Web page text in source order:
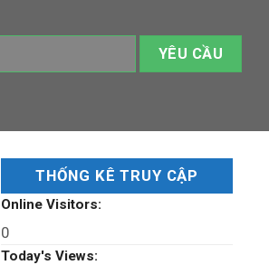
THỐNG KÊ TRUY CẬP
Online Visitors:
0
Today's Views: